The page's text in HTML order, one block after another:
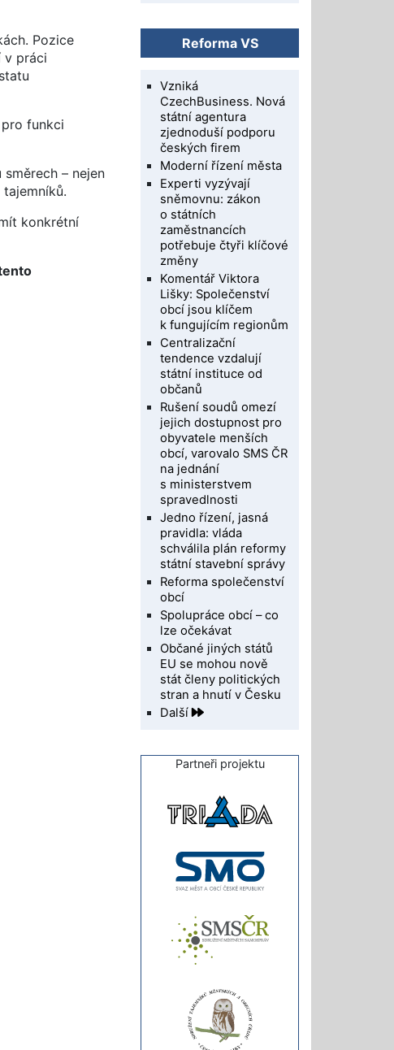
Pozice
v práci
funkci
– nejen
konkrétní
Reforma VS
Vzniká
CzechBusiness. Nová
státní agentura
zjednoduší podporu
českých firem
Moderní řízení města
Experti vyzývají
sněmovnu: zákon
o státních
zaměstnancích
potřebuje čtyři klíčové
změny
Komentář Viktora
Lišky: Společenství
obcí jsou klíčem
k fungujícím regionům
Centralizační
tendence vzdalují
státní instituce od
občanů
Rušení soudů omezí
jejich dostupnost pro
obyvatele menších
obcí, varovalo SMS ČR
na jednání
s ministerstvem
spravedlnosti
Jedno řízení, jasná
pravidla: vláda
schválila plán reformy
státní stavební správy
Reforma společenství
obcí
Spolupráce obcí – co
lze očekávat
Občané jiných států
EU se mohou nově
stát členy politických
stran a hnutí v Česku
Další
Partneři projektu